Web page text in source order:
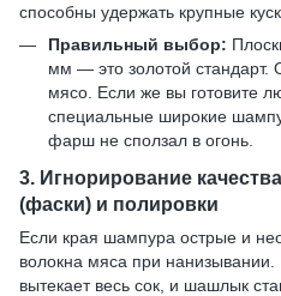
способны удержать крупные
Правильный выбор:
мм — это золотой
мясо. Если же вы готовите
специальные широкие
фарш не сползал в огонь.
3. Игнорирование
(фаски) и полировки
Если края шампура острые и
волокна мяса при
вытекает весь сок, и шашлык